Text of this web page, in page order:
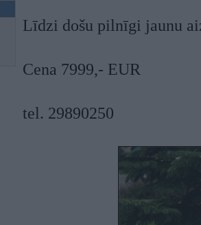
Līdzi došu pilnīgi jaunu
Cena 7999,- EUR
tel. 29890250